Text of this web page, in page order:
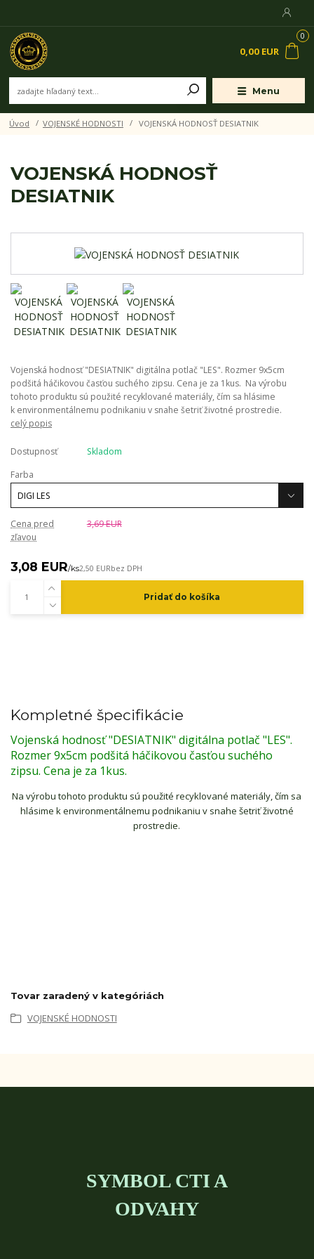
Menu
0
0,00 EUR
Úvod VOJENSKÉ HODNOSTI VOJENSKÁ HODNOSŤ DESIATNIK
VOJENSKÁ HODNOSŤ
DESIATNIK
Vojenská hodnosť "DESIATNIK" digitálna potlač "LES". Rozmer 9x5cm
podšitá háčikovou časťou suchého zipsu. Cena je za 1kus. Na výrobu
tohoto produktu sú použité recyklované materiály, čím sa hlásime
k environmentálnemu podnikaniu v snahe šetriť životné prostredie.
celý popis
Dostupnosť
Skladom
Farba
Cena pred
zľavou
3,69 EUR
3,08 EUR/ks2,50 EURbez DPH
Pridať do košíka
Kompletné špecifikácie
Vojenská hodnosť "DESIATNIK" digitálna potlač "LES".
Rozmer 9x5cm podšitá háčikovou časťou suchého
zipsu. Cena je za 1kus.
Na výrobu tohoto produktu sú použité recyklované materiály, čím sa
hlásime k environmentálnemu podnikaniu v snahe šetriť životné
prostredie.
Tovar zaradený v kategóriách
VOJENSKÉ HODNOSTI
SYMBOL CTI A
ODVAHY